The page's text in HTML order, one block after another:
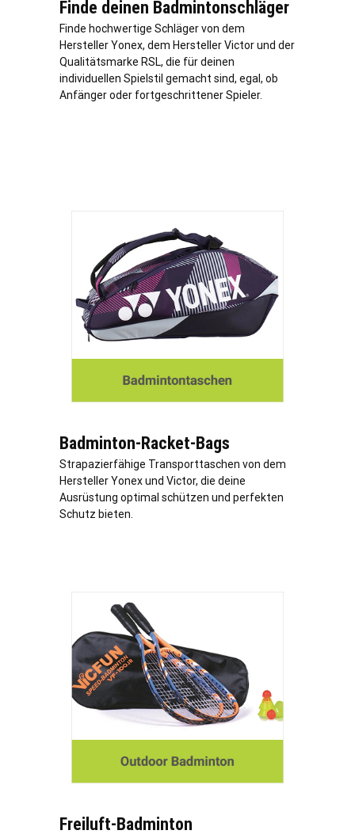
Finde deinen Badmintonschläger
Finde hochwertige Schläger von dem
Hersteller Yonex, dem Hersteller Victor und der
Qualitätsmarke RSL, die für deinen
individuellen Spielstil gemacht sind, egal, ob
Anfänger oder fortgeschrittener Spieler.
Badminton-Racket-Bags
Strapazierfähige Transporttaschen von dem
Hersteller Yonex und Victor, die deine
Ausrüstung optimal schützen und perfekten
Schutz bieten.
Freiluft-Badminton